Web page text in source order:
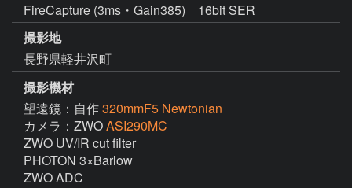
FireCapture (3ms・Gain385) 16bit SER
撮影地
長野県軽井沢町
撮影機材
望遠鏡：自作320mmF5 Newtonian
カメラ：ZWOASI290MC
ZWO UV/IR cut filter
PHOTON 3×Barlow
ZWO ADC